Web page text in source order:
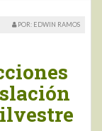
POR: EDWIN RAMOS